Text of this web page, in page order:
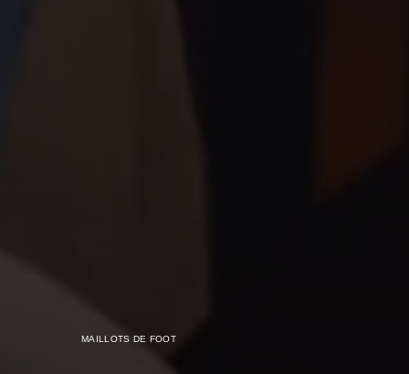
MAILLOTS DE FOOT